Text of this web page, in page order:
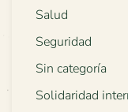
Salud
Seguridad
Sin categoría
Solidaridad